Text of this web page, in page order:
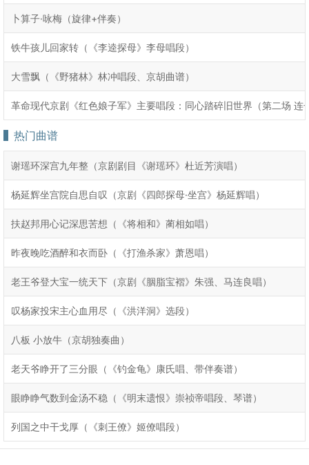
卜算子·咏梅（旋律+伴奏）
铁牛孩儿回家转（《李逵探母》李母唱段）
大雪飘（《野猪林》林冲唱段、京胡曲谱）
革命现代京剧《红色娘子军》主要唱段：同心踏碎旧世界（第二场 连
热门曲谱
谢瑶环深宫九年整（京剧剧目《谢瑶环》杜近芳演唱）
杨延辉坐宫院自思自叹（京剧《四郎探母·坐宫》杨延辉唱）
扶赵邦用心记深思苦想（《将相和》蔺相如唱）
昨夜晚吃酒醉和衣而卧（《打渔杀家》萧恩唱）
老王爷登大宝一统天下（京剧《胭脂宝褶》朱强、马连良唱）
叹杨家投宋主心血用尽（《洪洋洞》选段）
八板 小放牛（京胡独奏曲）
老天爷睁开了三分眼（《钓金龟》康氏唱、带伴奏谱）
眼睁睁气数到金汤不稳（《明末遗恨》崇祯帝唱段、琴谱）
列国之中干戈厚（《刺王僚》姬僚唱段）